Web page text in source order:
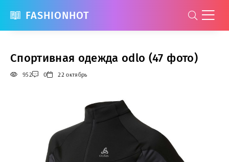
FASHIONHOT
Спортивная одежда odlo (47 фото)
952 0 22 октябрь